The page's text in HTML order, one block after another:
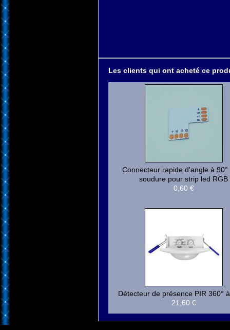
Les clients qui ont acheté ce
Connecteur rapide d'angle à 90°
soudure pour strip led RGB
0,60 €
Détecteur de présence PIR 360°
21,60 €